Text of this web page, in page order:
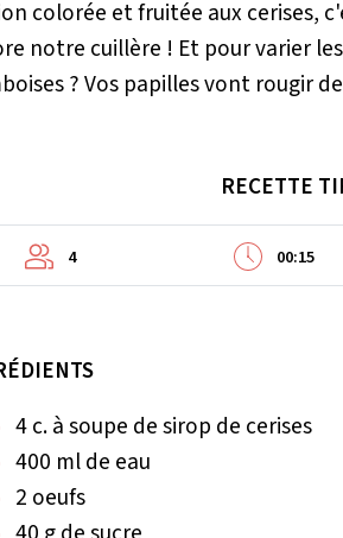
colorée et fruitée aux cerises,
notre cuillère ! Et pour varier
? Vos papilles vont rougir
RECETTE
4 00:15
4 c. à soupe de sirop de cerises
400 ml de eau
2 oeufs